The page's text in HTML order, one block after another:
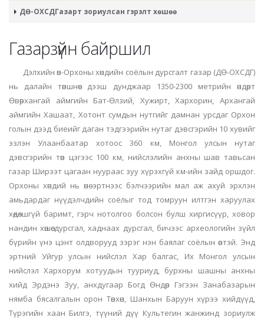
ДӨ-ОХСДГазарт зориулсан гэрэлт хөшөө
Газарзүйн байршил
Дэлхийн өв-Орхоны хөндийн соёлын дурсгалт газар (ДӨ-ОХСДГ)
нь далайн төвшнөөс дээш дунджаар 1350-2300 метрийн өндөрт
Өвөрхангай аймгийн Бат-Өлзий, Хужирт, Хархорин, Архангай
аймгийн Хашаат, Хотонт сумдын нутгийг дамнан урсдаг Орхон
голын дээд биеийг даган тэдгээрийн нутаг дэвсгэрийн 10 хувийг
эзлэн Улаанбаатар хотоос 360 км, Монгол улсын нутаг
дэвсгэрийн төв цэгээс 100 км, нийслэлийн анхны шав тавьсан
газар Ширээт цагаан нуураас зуу хүрэхгүй км-ийн зайд оршдог.
Орхоны хөндий нь өнө эртнээс бэлчээрийн мал аж ахуй эрхлэн
амьдардаг нүүдэлчдийн соёлыг тод томруун илтгэн харуулах
хөдөлшгүй баримт, гэрч нотолгоо болсон булш хиргисүүр, ховор
нандин хөшөө дурсгал, хаднаах дурсгал, бичээс археологийн зүйл
бүрийн үнэ цэнт олдворууд зэрэг нэн баялаг соёлын өвтэй. Энд
эртний Уйгур улсын нийслэл Хар балгас, Их Монгол улсын
нийслэл Хархорум хотуудын тууриуд, бурхны шашны анхны
хийд Эрдэнэ Зуу, анхдугаар Богд Өндөр Гэгээн Занабазарын
нямба бясалгалын орон Төвхөн, Шанхын Баруун хүрээ хийдүүд,
Түрэгийн хаан Билгэ, түүний дүү Культегин жанжинд зориулж